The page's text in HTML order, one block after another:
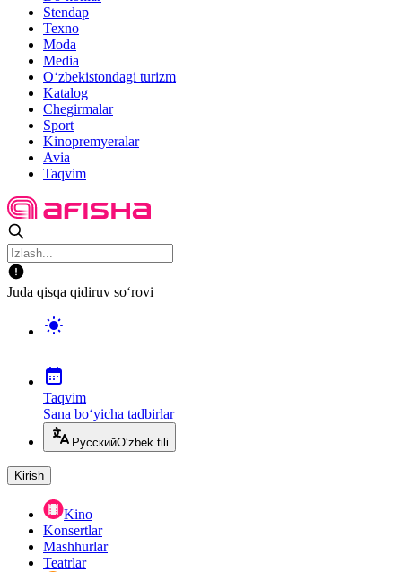
Stendap
Texno
Moda
Media
O‘zbekistondagi turizm
Katalog
Chegirmalar
Sport
Kinopremyeralar
Avia
Taqvim
Juda qisqa qidiruv so‘rovi
Taqvim
Sana bo‘yicha tadbirlar
РусскийO‘zbek tili
Kirish
Kino
Konsertlar
Mashhurlar
Teatrlar